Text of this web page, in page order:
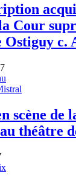
Cour
Ostiguy c.
scène de
théâtre